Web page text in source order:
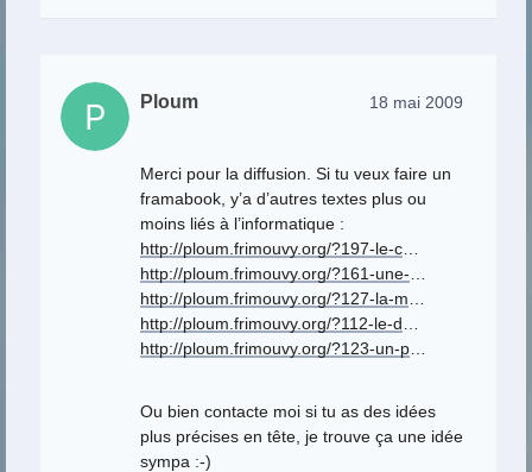
Ploum 18 mai 2009
Merci pour la diffusion. Si tu veux faire un
framabook, y’a d’autres textes plus ou
moins liés à l’informatique :
http://ploum.frimouvy.org/?197-le-c
http://ploum.frimouvy.org/?161-une-
http://ploum.frimouvy.org/?127-la-m
http://ploum.frimouvy.org/?112-le-d
http://ploum.frimouvy.org/?123-un-p
Ou bien contacte moi si tu as des idées
plus précises en tête, je trouve ça une idée
sympa :-)